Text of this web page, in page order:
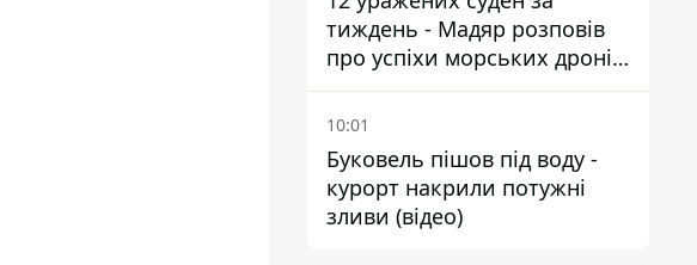
тиждень - Мадяр розповів
про успіхи морських дронів
у Чорному та Азовському
морях
10:01
Буковель пішов під воду -
курорт накрили потужні
зливи (відео)